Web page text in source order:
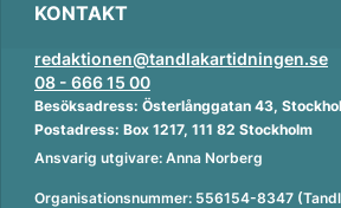
KONTAKT
redaktionen@tandlakartidningen.se
08 - 666 15 00
Besöksadress: Österlånggatan 43,
Postadress: Box 1217, 111 82 Stockholm
Ansvarig utgivare: Anna Norberg
Organisationsnummer: 556154-8347